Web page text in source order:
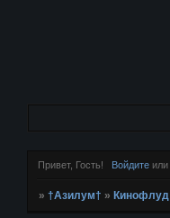
Привет, Гость! Войдитеили
»†Азилум† »Кинофлуд